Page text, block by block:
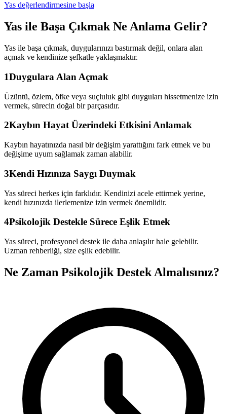
Yas değerlendirmesine başla
Yas ile Başa Çıkmak Ne Anlama Gelir?
Yas ile başa çıkmak, duygularınızı bastırmak değil, onlara alan
açmak ve kendinize şefkatle yaklaşmaktır.
1Duygulara Alan Açmak
Üzüntü, özlem, öfke veya suçluluk gibi duyguları hissetmenize izin
vermek, sürecin doğal bir parçasıdır.
2Kaybın Hayat Üzerindeki Etkisini Anlamak
Kaybın hayatınızda nasıl bir değişim yarattığını fark etmek ve bu
değişime uyum sağlamak zaman alabilir.
3Kendi Hızınıza Saygı Duymak
Yas süreci herkes için farklıdır. Kendinizi acele ettirmek yerine,
kendi hızınızda ilerlemenize izin vermek önemlidir.
4Psikolojik Destekle Sürece Eşlik Etmek
Yas süreci, profesyonel destek ile daha anlaşılır hale gelebilir.
Uzman rehberliği, size eşlik edebilir.
Ne Zaman Psikolojik Destek Almalısınız?